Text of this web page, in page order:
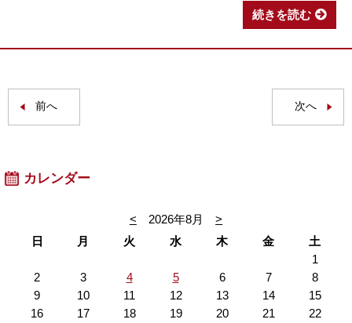
続きを読む
前へ 次へ
カレンダー
< 2026年8月
>
日
月 火 水 木 金
土
1
2
3 4 5 6 7
8
9
10 11 12 13 14
15
16
17 18 19 20 21
22